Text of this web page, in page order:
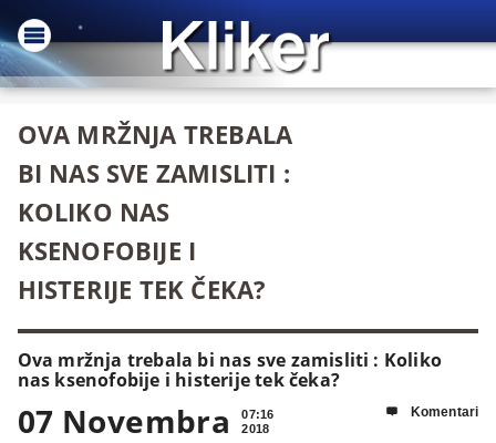
OVA MRŽNJA TREBALA
BI NAS SVE ZAMISLITI :
KOLIKO NAS
KSENOFOBIJE I
HISTERIJE TEK ČEKA?
Ova mržnja trebala bi nas sve zamisliti : Koliko
nas ksenofobije i histerije tek čeka?
07 Novembra
07:16
2018
 Komentari